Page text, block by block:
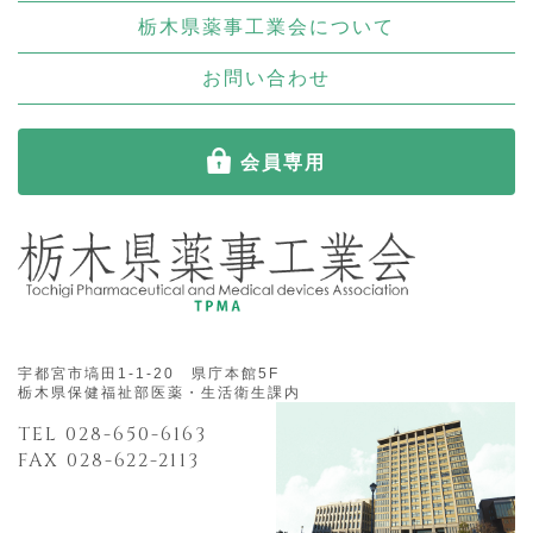
栃木県薬事工業会について
お問い合わせ
会員専用
宇都宮市塙田1-1-20 県庁本館5F
栃木県保健福祉部医薬・生活衛生課内
TEL 028-650-6163
FAX 028-622-2113